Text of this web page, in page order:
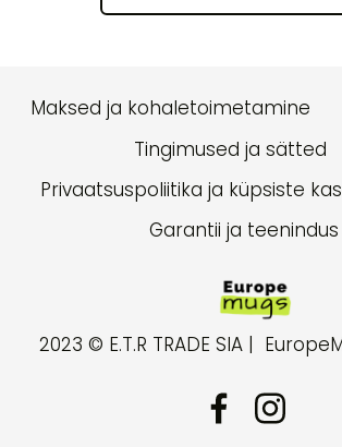
Maksed ja kohaletoimetamine
Tingimused ja sätted
Privaatsuspoliitika ja küpsiste
Garantii ja teenindus
2023 © E.T.R TRADE SIA |